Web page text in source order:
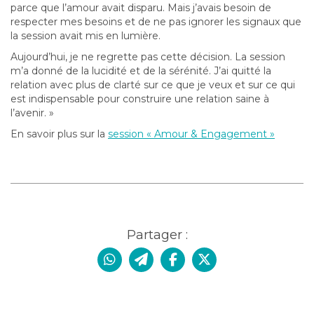
parce que l’amour avait disparu. Mais j’avais besoin de
respecter mes besoins et de ne pas ignorer les signaux que
la session avait mis en lumière.
Aujourd’hui, je ne regrette pas cette décision. La session
m’a donné de la lucidité et de la sérénité. J’ai quitté la
relation avec plus de clarté sur ce que je veux et sur ce qui
est indispensable pour construire une relation saine à
l’avenir. »
En savoir plus sur la session « Amour & Engagement »
Partager :